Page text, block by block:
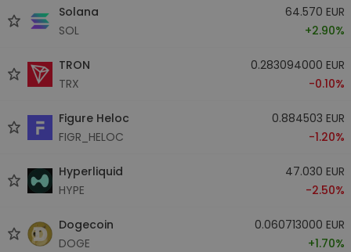
Solana
SOL
64.570 EUR
+2.90%
TRON
TRX
0.283094000 EUR
-0.10%
Figure Heloc
FIGR_HELOC
0.884503 EUR
-1.20%
Hyperliquid
HYPE
47.030 EUR
-2.50%
Dogecoin
DOGE
0.060713000 EUR
+1.70%